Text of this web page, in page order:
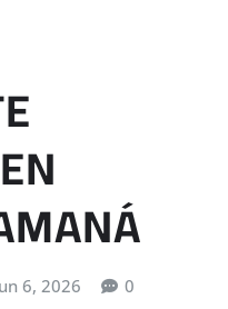
6, 2026 0